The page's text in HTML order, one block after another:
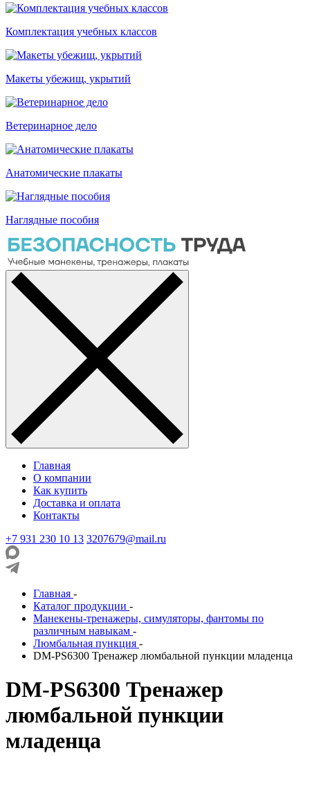
Комплектация учебных классов
Макеты убежищ, укрытий
Ветеринарное дело
Анатомические плакаты
Наглядные пособия
Главная
О компании
Как купить
Доставка и оплата
Контакты
+7 931 230 10 13 3207679@mail.ru
Главная -
Каталог продукции -
Манекены-тренажеры, симуляторы, фантомы по
различным навыкам -
Люмбальная пункция -
DM-PS6300 Тренажер люмбальной пункции младенца
DM-PS6300 Тренажер
люмбальной пункции
младенца